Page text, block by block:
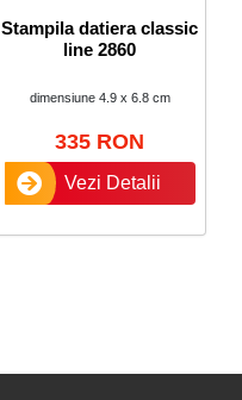
Stampila datiera classic
line 2860
dimensiune 4.9 x 6.8 cm
335 RON
Vezi Detalii